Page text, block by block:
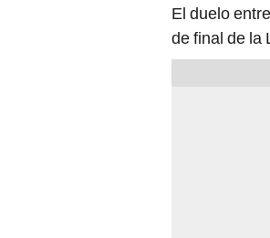
El duelo entre
de final de la